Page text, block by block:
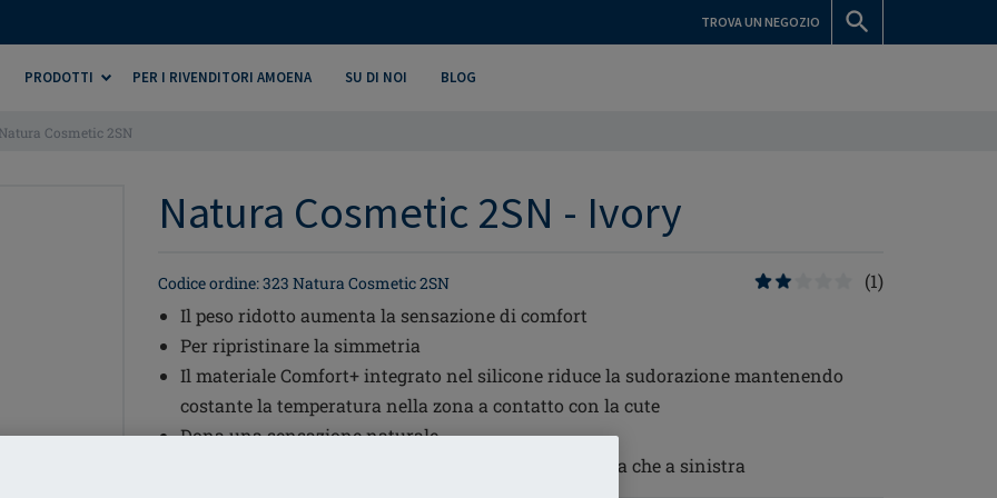
TROVA UN NEGOZIO
PRODOTTI PER I RIVENDITORI AMOENA SU DI NOI BLOG
Natura Cosmetic 2SN
Natura Cosmetic 2SN - Ivory
Codice ordine: 323 Natura Cosmetic 2SN
(1)
Il peso ridotto aumenta la sensazione di comfort
Per ripristinare la simmetria
Il materiale Comfort+ integrato nel silicone riduce la sudorazione mantenendo
costante la temperatura nella zona a contatto con la cute
Dona una sensazione naturale
Forma simmetrica - può essere indossata sia a destra che a sinistra